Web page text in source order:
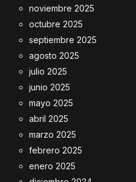
noviembre 2025
octubre 2025
septiembre 2025
agosto 2025
julio 2025
junio 2025
mayo 2025
abril 2025
marzo 2025
febrero 2025
enero 2025